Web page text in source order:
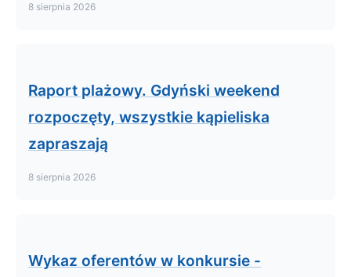
8 sierpnia 2026
Raport plażowy. Gdyński weekend
rozpoczęty, wszystkie kąpieliska
zapraszają
8 sierpnia 2026
Wykaz oferentów w konkursie -